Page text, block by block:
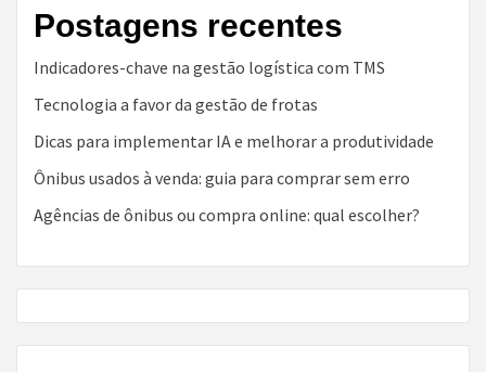
Postagens recentes
Indicadores-chave na gestão logística com TMS
Tecnologia a favor da gestão de frotas
Dicas para implementar IA e melhorar a produtividade
Ônibus usados à venda: guia para comprar sem erro
Agências de ônibus ou compra online: qual escolher?